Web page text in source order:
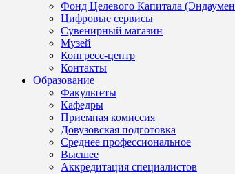
Фонд Целевого Капитала
Цифровые сервисы
Сувенирный магазин
Музей
Конгресс-центр
Контакты
Образование
Факультеты
Кафедры
Приемная комиссия
Довузовская подготовка
Среднее профессиональное
Высшее
Аккредитация специалистов